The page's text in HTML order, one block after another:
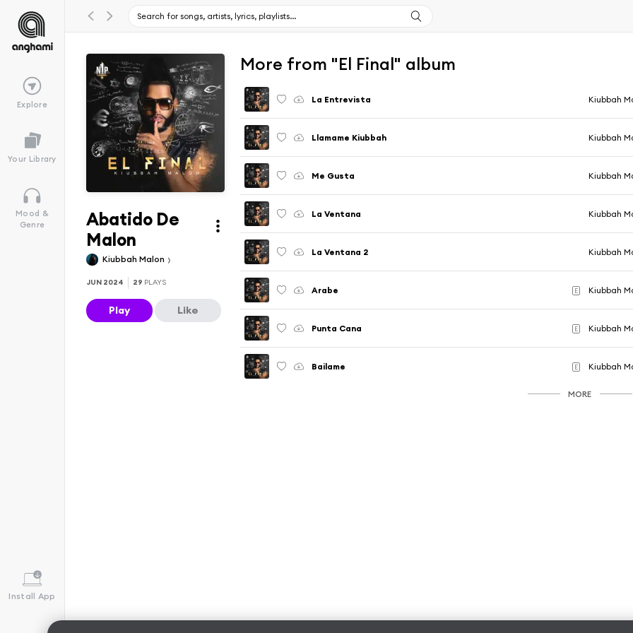
Explore
Your Library
Mood &
Genre
Install App
Abatido De
Malon
Kiubbah Malon
JUN 2024 29 PLAYS
Play Like
More from "El Final" album
La Entrevista Kiubbah
Llamame Kiubbah Kiubbah
Me Gusta Kiubbah
La Ventana Kiubbah
La Ventana 2 Kiubbah
Arabe E Kiubbah
Punta Cana E Kiubbah
Bailame E Kiubbah
MORE